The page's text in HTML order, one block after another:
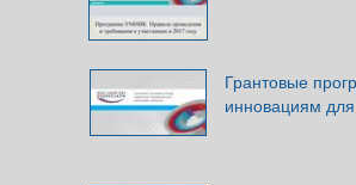
Грантовые
инновациям